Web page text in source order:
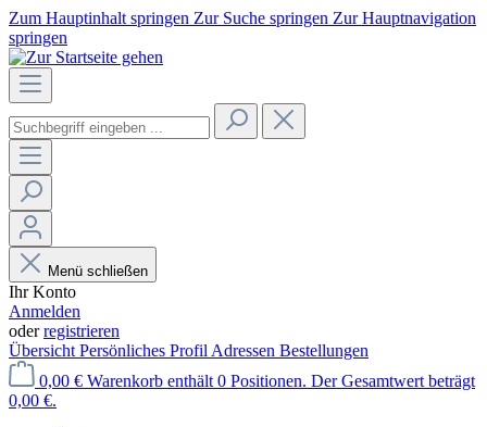
Zum Hauptinhalt springen Zur Suche springen Zur Hauptnavigation
springen
Menü schließen
Ihr Konto
Anmelden
oderregistrieren
Übersicht Persönliches Profil Adressen Bestellungen
0,00 € Warenkorb enthält 0 Positionen. Der Gesamtwert beträgt
0,00 €.